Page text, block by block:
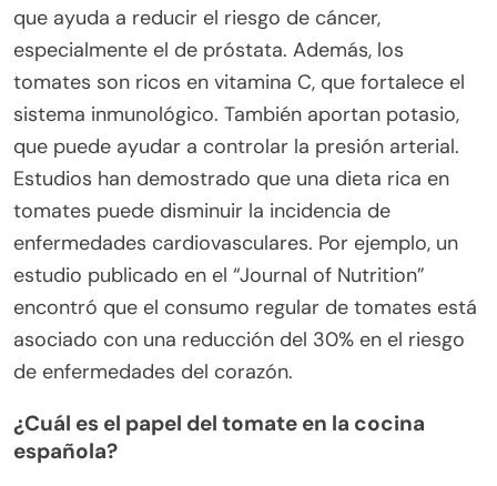
que ayuda a reducir el riesgo de cáncer,
especialmente el de próstata. Además, los
tomates son ricos en vitamina C, que fortalece el
sistema inmunológico. También aportan potasio,
que puede ayudar a controlar la presión arterial.
Estudios han demostrado que una dieta rica en
tomates puede disminuir la incidencia de
enfermedades cardiovasculares. Por ejemplo, un
estudio publicado en el “Journal of Nutrition”
encontró que el consumo regular de tomates está
asociado con una reducción del 30% en el riesgo
de enfermedades del corazón.
¿Cuál es el papel del tomate en la cocina
española?